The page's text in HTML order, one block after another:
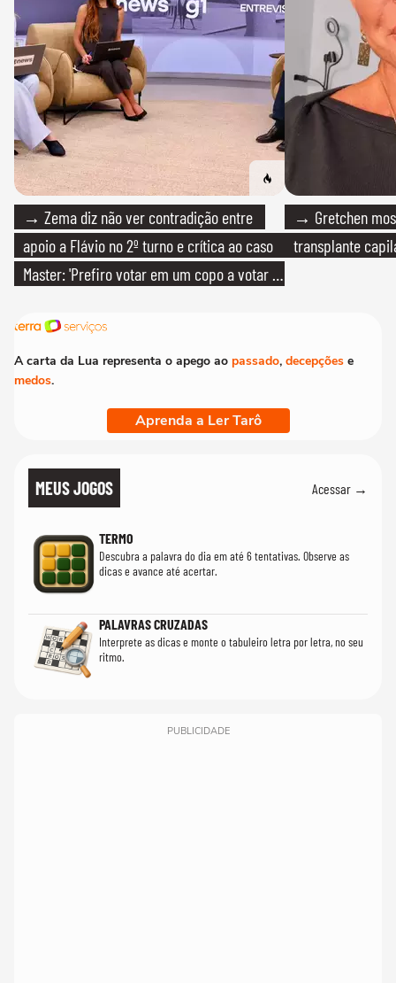
→ Zema diz não ver contradição entre
apoio a Flávio no 2º turno e crítica ao caso
Master: 'Prefiro votar em um copo a votar no
→ Gretchen
transplante
A carta da Lua representa o apego ao passado, decepções e
medos.
Aprenda a Ler Tarô
MEUS JOGOS Acessar →
TERMO
Descubra a palavra do dia em até 6 tentativas. Observe as
dicas e avance até acertar.
PALAVRAS CRUZADAS
Interprete as dicas e monte o tabuleiro letra por letra, no seu
ritmo.
PUBLICIDADE